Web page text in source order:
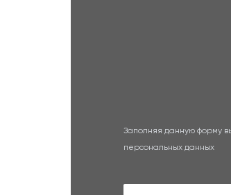
Заполняя данную форму
персональных данных